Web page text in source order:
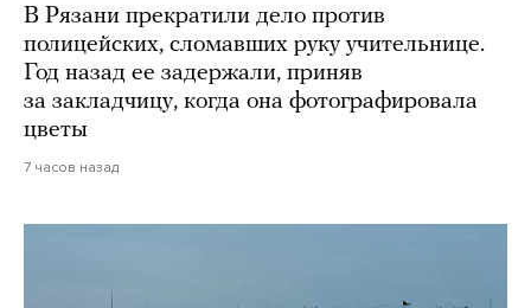
В Рязани прекратили дело против
полицейских, сломавших руку учительнице.
Год назад ее задержали, приняв
за закладчицу, когда она фотографировала
цветы
7 часов назад